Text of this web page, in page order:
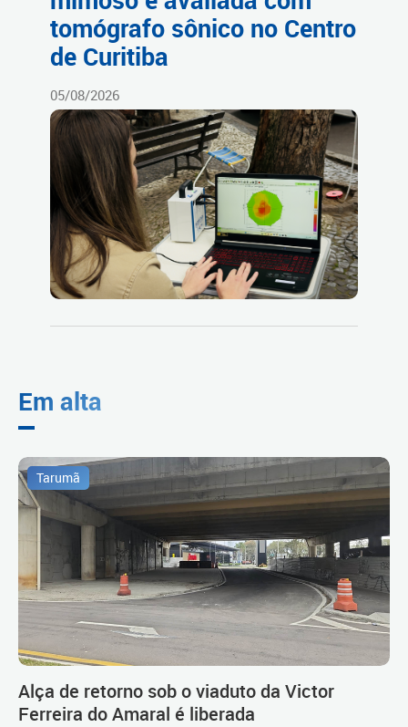
tomógrafo sônico no Centro
de Curitiba
05/08/2026
Em alta
Tarumã
Alça de retorno sob o viaduto da Victor
Ferreira do Amaral é liberada